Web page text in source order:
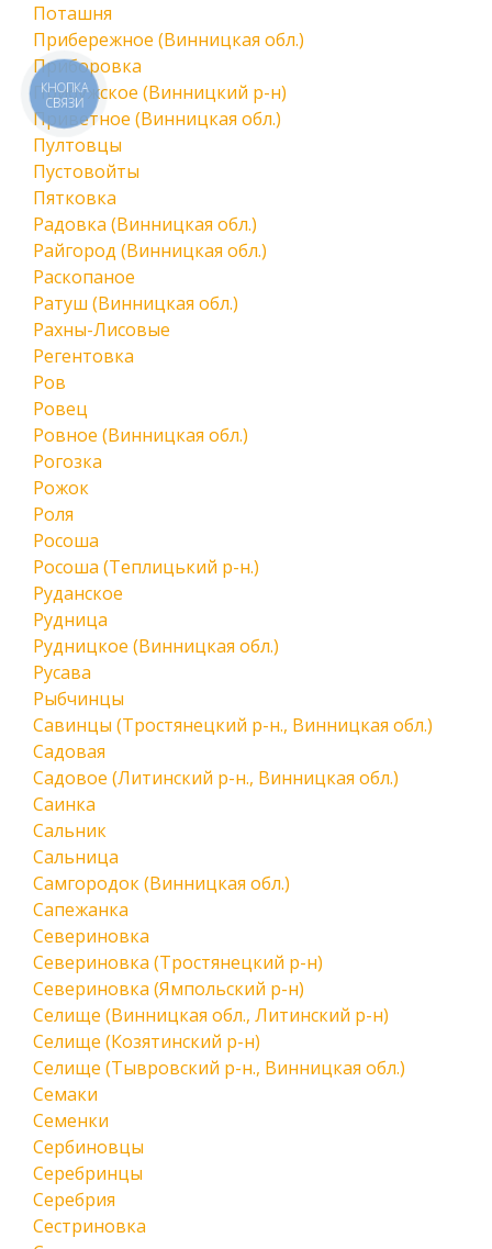
Поташня
Прибережное (Винницкая обл.)
Приборовка
Прибужское (Винницкий р-н)
Приветное (Винницкая обл.)
Пултовцы
Пустовойты
Пятковка
Радовка (Винницкая обл.)
Райгород (Винницкая обл.)
Раскопаное
Ратуш (Винницкая обл.)
Рахны-Лисовые
Регентовка
Ров
Ровец
Ровное (Винницкая обл.)
Рогозка
Рожок
Роля
Росоша
Росоша (Теплицький р-н.)
Руданское
Рудница
Рудницкое (Винницкая обл.)
Русава
Рыбчинцы
Савинцы (Тростянецкий р-н., Винницкая обл.)
Садовая
Садовое (Литинский р-н., Винницкая обл.)
Саинка
Сальник
Сальница
Самгородок (Винницкая обл.)
Сапежанка
Севериновка
Севериновка (Тростянецкий р-н)
Севериновка (Ямпольский р-н)
Селище (Винницкая обл., Литинский р-н)
Селище (Козятинский р-н)
Селище (Тывровский р-н., Винницкая обл.)
Семаки
Семенки
Сербиновцы
Серебринцы
Серебрия
Сестриновка
КНОПКА
СВЯЗИ